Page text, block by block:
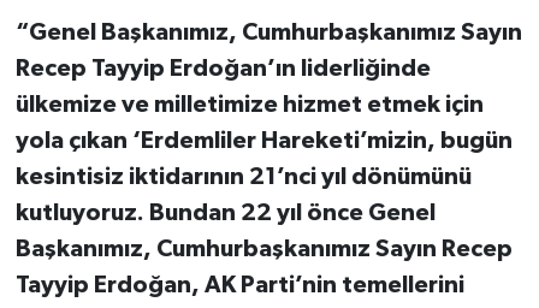
“Genel Başkanımız, Cumhurbaşkanımız Sayın
Recep Tayyip Erdoğan’ın liderliğinde
ülkemize ve milletimize hizmet etmek için
yola çıkan ‘Erdemliler Hareketi’mizin, bugün
kesintisiz iktidarının 21’nci yıl dönümünü
kutluyoruz. Bundan 22 yıl önce Genel
Başkanımız, Cumhurbaşkanımız Sayın Recep
Tayyip Erdoğan, AK Parti’nin temellerini